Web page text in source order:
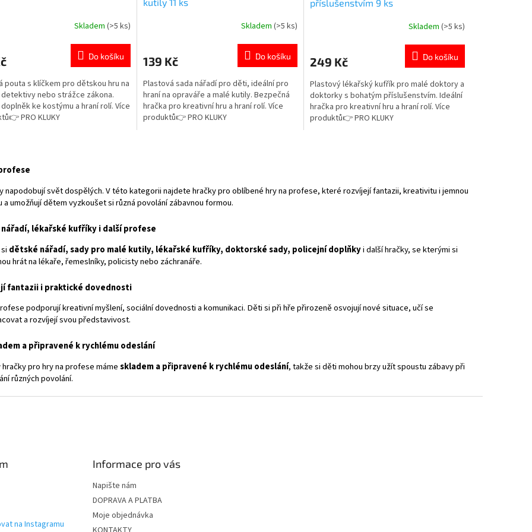
Skladem (>5 ks)
Do košíku
pouta s klíčkem pro dětskou hru na
nebo strážce zákona.
ke kostýmu a hraní rolí. Více
PRO KLUKY
je
z
5
hvězdiček.
Skladem (>5 ks)
139 Kč Do košíku
Plastová sada nářadí pro děti, ideální pro
hraní na opraváře a malé kutily. Bezpečná
hračka pro kreativní hru a hraní rolí. Více
produktů👉 PRO KLUKY
příslušenstvím 9 ks
je
z
5
hvězdiček.
Skladem (>5 ks)
249 Kč Do košíku
Plastový lékařský kufřík pro malé doktory a
doktorky s bohatým příslušenstvím. Ideální
hračka pro kreativní hru a hraní rolí. Více
produktů👉 PRO KLUKY
d
a
r
v
ý
p
napodobují svět dospělých. V této kategorii najdete hračky pro oblíbené hry na profese, které rozvíjejí fantazii, kreativitu i jemnou
a umožňují dětem vyzkoušet si různá povolání zábavnou formou.
lékařské kufříky i další profese
dětské nářadí, sady pro malé kutily, lékařské kufříky, doktorské sady, policejní doplňkyi další hračky, se kterými si
hrát na lékaře, řemeslníky, policisty nebo záchranáře.
fantazii i praktické dovednosti
podporují kreativní myšlení, sociální dovednosti a komunikaci. Děti si při hře přirozeně osvojují nové situace, učí se
a rozvíjejí svou představivost.
a připravené k rychlému odeslání
hračky pro hry na profese mámeskladem a připravené k rychlému odeslání, takže si děti mohou brzy užít spoustu zábavy při
různých povolání.
na Instagramu
Informace pro vás
Napište nám
DOPRAVA A PLATBA
Moje objednávka